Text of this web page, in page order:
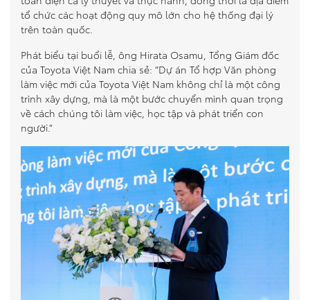
tổ chức các hoạt động quy mô lớn cho hệ thống đại lý
trên toàn quốc.
Phát biểu tại buổi lễ, ông Hirata Osamu, Tổng Giám đốc
của Toyota Việt Nam chia sẻ: “Dự án Tổ hợp Văn phòng
làm việc mới của Toyota Việt Nam không chỉ là một công
trình xây dựng, mà là một bước chuyển mình quan trọng
về cách chúng tôi làm việc, học tập và phát triển con
người.”